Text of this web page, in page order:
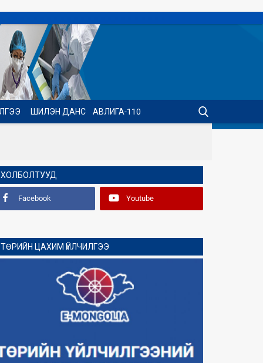
ШИЛЭН ДАНС АВЛИГА-110
ХОЛБОЛТУУД
Facebook Youtube
ТӨРИЙН ЦАХИМ ҮЙЛЧИЛГЭЭ